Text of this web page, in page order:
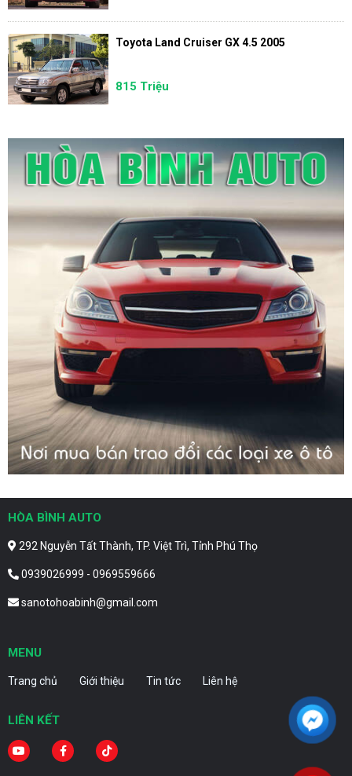
Toyota Land Cruiser GX 4.5 2005
815 Triệu
HÒA BÌNH AUTO
292 Nguyễn Tất Thành, TP. Việt Trì, Tỉnh Phú Thọ
0939026999 - 0969559666
sanotohoabinh@gmail.com
MENU
Trang chủ Giới thiệu Tin tức Liên hệ
LIÊN KẾT